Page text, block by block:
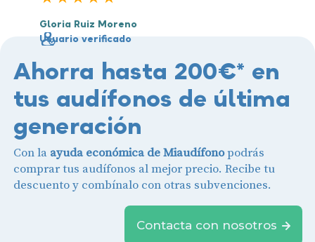
Gloria Ruiz Moreno
Usuario verificado
Ahorra hasta 200€* en
tus audífonos de última
generación
Con la ayuda económica de Miaudífonopodrás
comprar tus audífonos al mejor precio. Recibe tu
descuento y combínalo con otras subvenciones.
Contacta con nosotros